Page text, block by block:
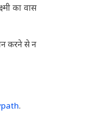
का वास
करने से न
.